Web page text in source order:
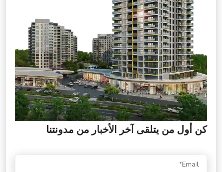
كن أول من يتلقى آخر الأخبار من مدونتنا